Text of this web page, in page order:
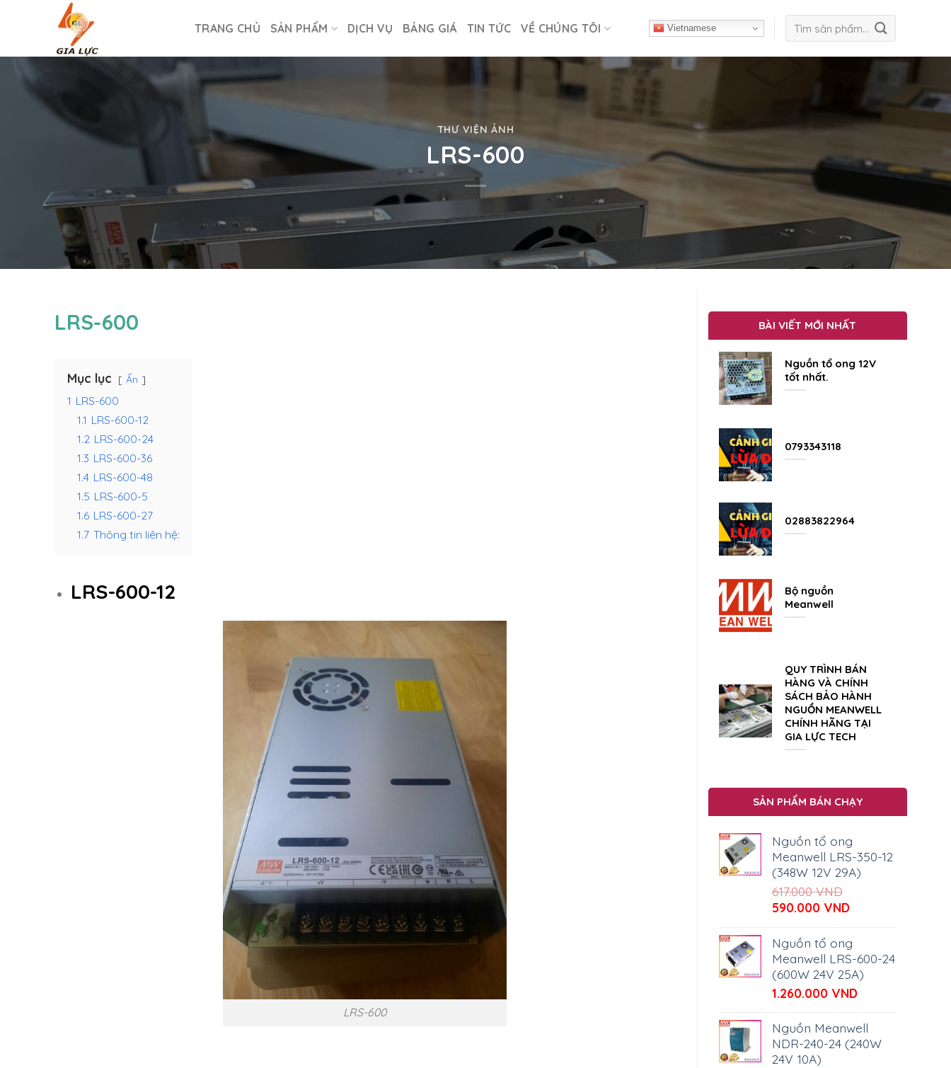
TRANG CHỦ SẢN PHẨM DỊCH VỤ BẢNG GIÁ TIN TỨC VỀ CHÚNG TÔI Vietnamese
kiếm:
THƯ VIỆN ẢNH
LRS-600
LRS-600
Mục lục Ẩn
1 LRS-600
1.1 LRS-600-12
1.2 LRS-600-24
1.3 LRS-600-36
1.4 LRS-600-48
1.5 LRS-600-5
1.6 LRS-600-27
1.7 Thông tin liên hệ:
LRS-600-12
LRS-600
BÀI VIẾT MỚI NHẤT
Nguồn tổ ong 12V
tốt nhất.
0793343118
02883822964
Bộ nguồn
Meanwell
QUY TRÌNH BÁN
HÀNG VÀ CHÍNH
SÁCH BẢO HÀNH
NGUỒN MEANWELL
CHÍNH HÃNG TẠI
GIA LỰC TECH
SẢN PHẨM BÁN CHẠY
Nguồn tổ ong
Meanwell LRS-350-12
(348W 12V 29A)
617.000VND
Giá
là:
617.000 VND.
590.000 VNDGiá
tại
là:
590.000 VND.
Nguồn tổ ong
Meanwell LRS-600-24
(600W 24V 25A)
1.260.000 VND
Nguồn Meanwell
NDR-240-24 (240W
24V 10A)